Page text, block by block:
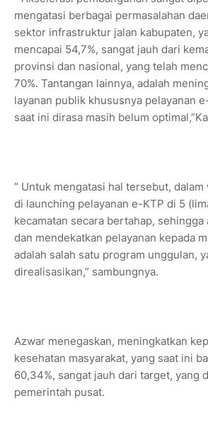
mengatasi berbagai permasalahan
sektor infrastruktur jalan kabupaten,
mencapai 54,7%, sangat jauh dari
provinsi dan nasional, yang telah
70%. Tantangan lainnya, adalah
layanan publik khususnya pelayanan
saat ini dirasa masih belum
” Untuk mengatasi hal tersebut, dalam
di launching pelayanan e-KTP di 5
kecamatan secara bertahap, sehingga
dan mendekatkan pelayanan kepada
adalah salah satu program unggulan,
direalisasikan,” sambungnya.
Azwar menegaskan, meningkatkan
kesehatan masyarakat, yang saat ini
60,34%, sangat jauh dari target, yang
pemerintah pusat.